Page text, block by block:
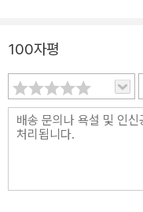
100자평